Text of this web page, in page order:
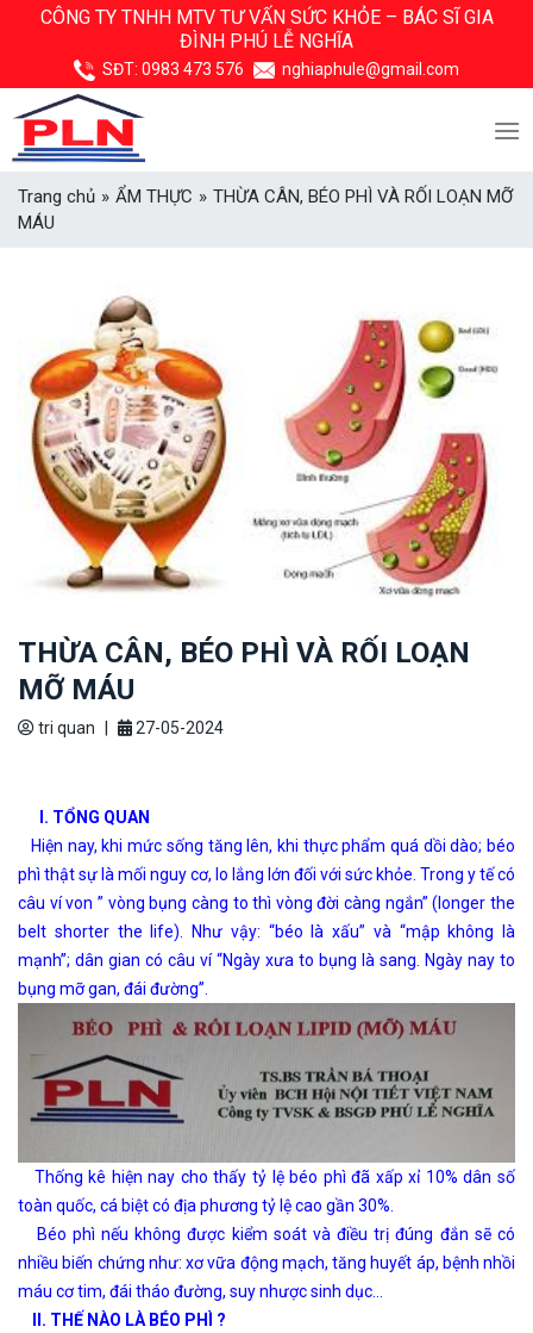
CÔNG TY TNHH MTV TƯ VẤN SỨC KHỎE – BÁC SĨ GIA
ĐÌNH PHÚ LỄ NGHĨA
SĐT: 0983 473 576 nghiaphule@gmail.com
Trang chủ » ẨM THỰC » THỪA CÂN, BÉO PHÌ VÀ RỐI LOẠN MỠ
MÁU
THỪA CÂN, BÉO PHÌ VÀ RỐI LOẠN
MỠ MÁU
tri quan 27-05-2024
I. TỔNG QUAN
Hiện nay, khi mức sống tăng lên, khi thực phẩm quá dồi dào; béo
phì thật sự là mối nguy cơ, lo lắng lớn đối với sức khỏe. Trong y tế có
câu ví von ” vòng bụng càng to thì vòng đời càng ngắn” (longer the
belt shorter the life). Như vậy: “béo là xấu” và “mập không là
mạnh”; dân gian có câu ví “Ngày xưa to bụng là sang. Ngày nay to
bụng mỡ gan, đái đường”.
Thống kê hiện nay cho thấy tỷ lệ béo phì đã xấp xỉ 10% dân số
toàn quốc, cá biệt có địa phương tỷ lệ cao gần 30%.
Béo phì nếu không được kiểm soát và điều trị đúng đắn sẽ có
nhiều biến chứng như: xơ vữa động mạch, tăng huyết áp, bệnh nhồi
máu cơ tim, đái tháo đường, suy nhược sinh dục…
II. THẾ NÀO LÀ BÉO PHÌ ?